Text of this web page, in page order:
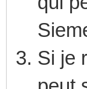
Si je